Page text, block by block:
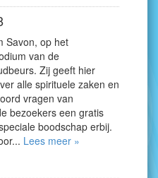
Savon, op het
van de
Zij geeft hier
alle spirituele zaken en
vragen van
bezoekers een gratis
boodschap erbij.
Lees meer »